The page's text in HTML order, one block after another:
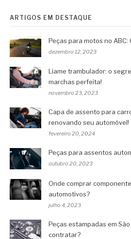
ARTIGOS EM DESTAQUE
Peças para motos no
dezembro 12, 2023
Liame trambulador: o
marchas perfeita!
novembro 23, 2023
Capa de assento para
renovando seu automóvel!
fevereiro 20, 2024
Peças para assentos
outubro 20, 2023
Onde comprar
automotivos?
julho 4, 2023
Peças estampadas em
contratar?